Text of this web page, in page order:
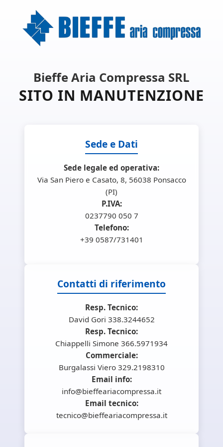
Bieffe Aria Compressa SRL
SITO IN MANUTENZIONE
Sede e Dati
Sede legale ed operativa:
Via San Piero e Casato, 8, 56038 Ponsacco
(PI)
P.IVA:
0237790 050 7
Telefono:
+39 0587/731401
Contatti di riferimento
Resp. Tecnico:
David Gori 338.3244652
Resp. Tecnico:
Chiappelli Simone 366.5971934
Commerciale:
Burgalassi Viero 329.2198310
Email info:
info@bieffeariacompressa.it
Email tecnico:
tecnico@bieffeariacompressa.it